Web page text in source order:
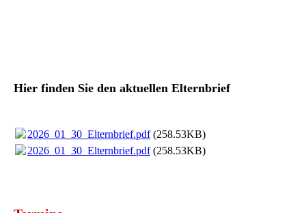
Hier finden Sie den aktuellen Elternbrief
2026_01_30_Elternbrief.pdf(258.53KB)
2026_01_30_Elternbrief.pdf(258.53KB)